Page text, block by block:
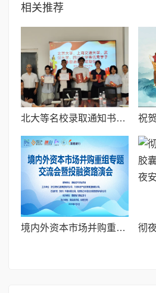
相关推荐
北大等名校录取通知书送达仪式在喀什市特区实验学校暖心举行
境内外资本市场并购重组专题交流会暨投融资路演会 深度解析驱动企业资本战略升级